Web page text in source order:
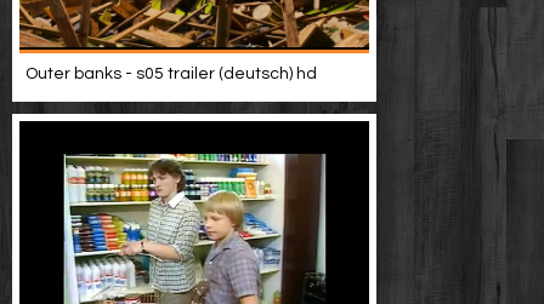
Outer banks - s05 trailer (deutsch) hd